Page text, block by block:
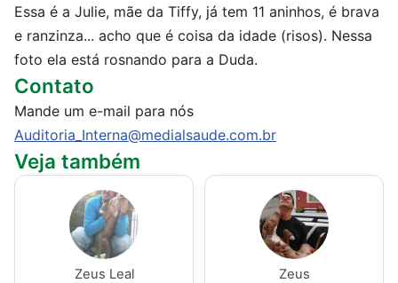
Essa é a Julie, mãe da Tiffy, já tem 11 aninhos, é brava
e ranzinza... acho que é coisa da idade (risos). Nessa
foto ela está rosnando para a Duda.
Contato
Mande um e-mail para nós
Auditoria_Interna@medialsaude.com.br
Veja também
Zeus Leal Zeus